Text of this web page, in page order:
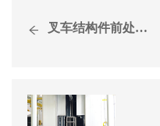
叉车结构件前处理+喷粉流水线